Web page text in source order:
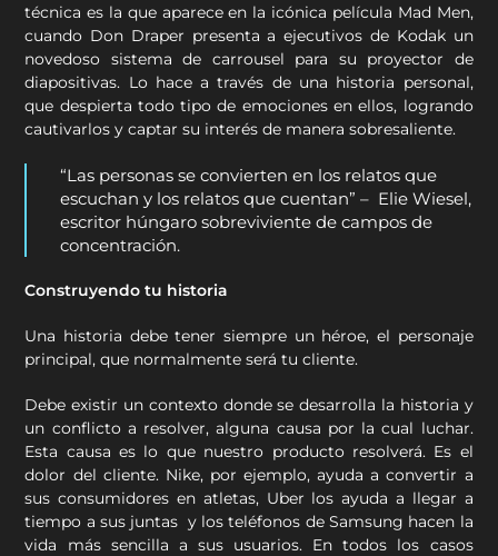
técnica es la que aparece en la icónica película Mad Men,
cuando Don Draper presenta a ejecutivos de Kodak un
novedoso sistema de carrousel para su proyector de
diapositivas. Lo hace a través de una historia personal,
que despierta todo tipo de emociones en ellos, logrando
cautivarlos y captar su interés de manera sobresaliente.
“Las personas se convierten en los relatos que
escuchan y los relatos que cuentan” – Elie Wiesel,
escritor húngaro sobreviviente de campos de
concentración.
Construyendo tu historia
Una historia debe tener siempre un héroe, el personaje
principal, que normalmente será tu cliente.
Debe existir un contexto donde se desarrolla la historia y
un conflicto a resolver, alguna causa por la cual luchar.
Esta causa es lo que nuestro producto resolverá. Es el
dolor del cliente. Nike, por ejemplo, ayuda a convertir a
sus consumidores en atletas, Uber los ayuda a llegar a
tiempo a sus juntas y los teléfonos de Samsung hacen la
vida más sencilla a sus usuarios. En todos los casos